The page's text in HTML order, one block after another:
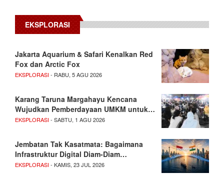
EKSPLORASI
Jakarta Aquarium & Safari Kenalkan Red
Fox dan Arctic Fox
EKSPLORASI- RABU, 5 AGU 2026
Karang Taruna Margahayu Kencana
Wujudkan Pemberdayaan UMKM untuk…
EKSPLORASI- SABTU, 1 AGU 2026
Jembatan Tak Kasatmata: Bagaimana
Infrastruktur Digital Diam-Diam…
EKSPLORASI- KAMIS, 23 JUL 2026